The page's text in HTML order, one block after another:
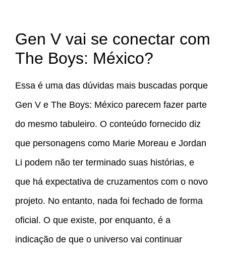
Gen V vai se conectar com
The Boys: México?
Essa é uma das dúvidas mais buscadas porque
Gen V e The Boys: México parecem fazer parte
do mesmo tabuleiro. O conteúdo fornecido diz
que personagens como Marie Moreau e Jordan
Li podem não ter terminado suas histórias, e
que há expectativa de cruzamentos com o novo
projeto. No entanto, nada foi fechado de forma
oficial. O que existe, por enquanto, é a
indicação de que o universo vai continuar